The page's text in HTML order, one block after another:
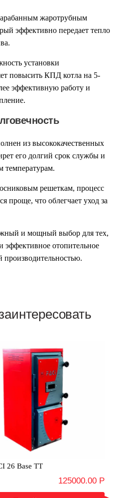
жаротрубным
эффективно передает тепло
установки
повысить КПД котла на 5-
эффективную работу и
из высококачественных
его долгий срок службы и
температурам.
решеткам, процесс
проще, что облегчает уход за
и мощный выбор для тех,
эффективное отопительное
производительностью.
26 Base TT
125000.00 Р